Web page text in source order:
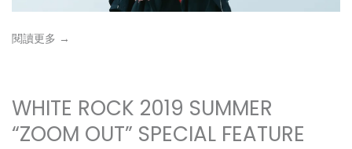
閱讀更多 →
WHITE ROCK 2019 SUMMER
“ZOOM OUT” SPECIAL FEATURE